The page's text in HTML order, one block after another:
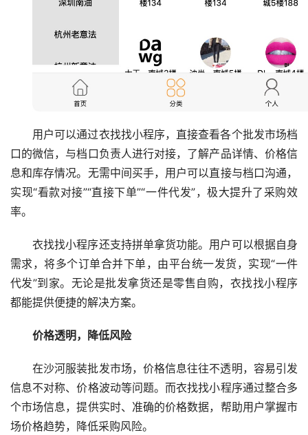
用户可以通过衣找找小程序，直接查看各个批发市场档
口的微信，与档口负责人进行对接，了解产品详情、价格信
息和库存情况。无需中间买手，用户可以直接与档口沟通，
实现“看款对接”“直接下单”“一件代发”，极大提升了采购效
率。
衣找找小程序还支持拼单拿货功能。用户可以根据自身
需求，将多个订单合并下单，由平台统一发货，实现“一件
代发”到家。无论是批发拿货还是零售自购，衣找找小程序
都能提供便捷的解决方案。
价格透明，降低风险
在沙河服装批发市场，价格信息往往不透明，容易引发
信息不对称、价格波动等问题。而衣找找小程序通过整合多
个市场信息，提供实时、准确的价格数据，帮助用户掌握市
场价格趋势，降低采购风险。